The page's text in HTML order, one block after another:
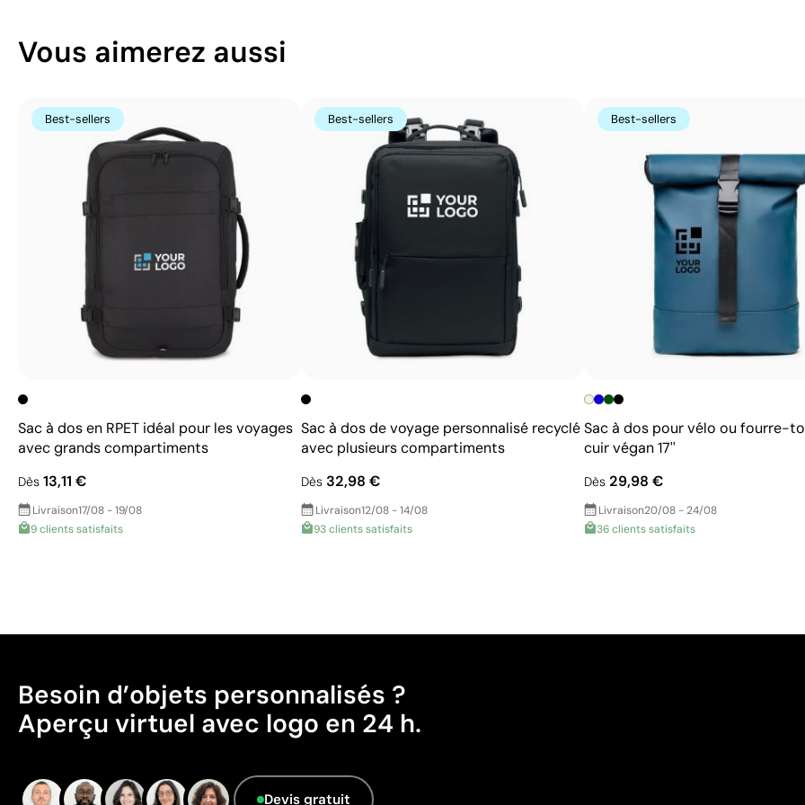
Ne nécessite pas la spécification des couleurs
Pantone
Toucher doux en surface
Couleurs vives et haute qualité
Vous aimerez aussi
Best-sellers
Sac à dos en RPET idéal pour les voyages
avec grands compartiments
Dès 13,11 €
Livraison17/08 - 19/08
9 clients satisfaits
Best-sellers
Sac à dos de voyage personnalisé recyclé
avec plusieurs compartiments
Dès32,98 €
Livraison12/08 - 14/08
93 clients satisfaits
Best-sellers
Sac à dos pour vélo ou fourre-
cuir végan 17''
Dès29,98 €
Livraison20/08 - 24/08
36 clients satisfaits
Besoin d’objets personnalisés ?
Aperçu virtuel avec logo en 24 h.
Devis gratuit